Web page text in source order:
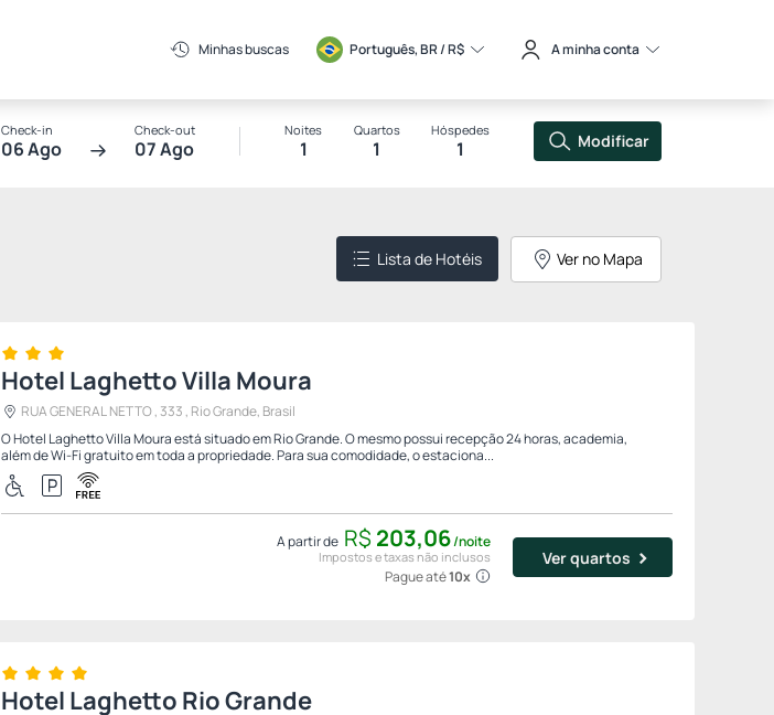
Minhas buscas Português, BR / R$ A minha conta
Check-in
06 Ago
Check-out
07 Ago
Noites
1
Quartos
1
Hóspedes
1 Modificar
Lista de Hotéis Ver no Mapa
Hotel Laghetto Villa Moura
RUA GENERAL NETTO , 333 , Rio Grande, Brasil
O Hotel Laghetto Villa Moura está situado em Rio Grande. O mesmo possui recepção 24 horas, academia,
além de Wi-Fi gratuito em toda a propriedade. Para sua comodidade, o estaciona...
A partir de R$ 203,06/noite
Impostos e taxas não inclusos
Pague até10x
Ver quartos
Hotel Laghetto Rio Grande